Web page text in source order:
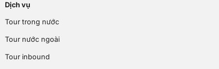
Dịch vụ
Tour trong nước
Tour nước ngoài
Tour inbound